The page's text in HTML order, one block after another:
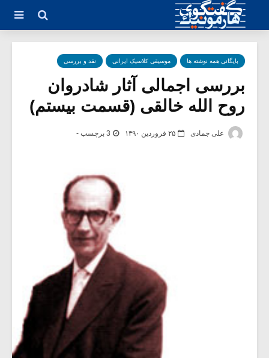
بایگانی همه نوشته ها موسیقی کلاسیک ایرانی نقد و بررسی
بررسی اجمالی آثار شادروان
روح الله خالقی (قسمت بیستم)
علی جمادی ۲۵ فروردین ۱۳۹۰ 3 برچسب -